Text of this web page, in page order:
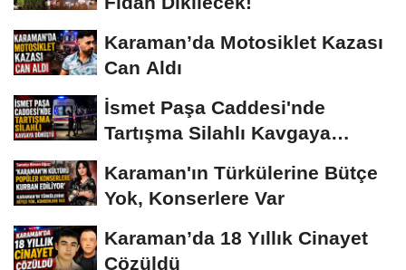
Karaman’da Motosiklet Kazası
Can Aldı
İsmet Paşa Caddesi'nde
Tartışma Silahlı Kavgaya
Karaman'ın Türkülerine Bütçe
Yok, Konserlere Var
Karaman’da 18 Yıllık Cinayet
Çözüldü